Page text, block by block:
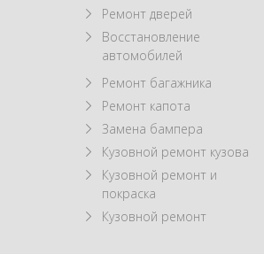
Ремонт дверей
Восстановление
автомобилей
Ремонт багажника
Ремонт капота
Замена бампера
Кузовной ремонт кузова
Кузовной ремонт и
покраска
Кузовной ремонт